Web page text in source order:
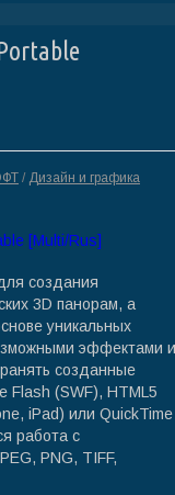
/ Дизайн и графика
создания
3D панорам, а
уникальных
эффектами и
созданные
Flash (SWF), HTML5
iPad) или QuickTime
работа с
PNG, TIFF,